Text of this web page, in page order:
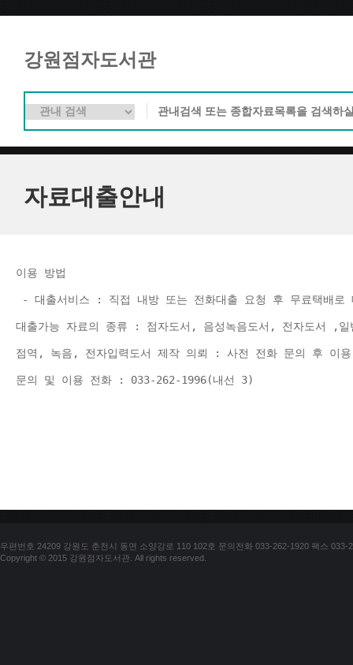
강원점자도서관
자료대출안내
이용 방법
- 대출서비스 : 직접 내방 또는 전화대출 요청 후 무료택배
대출가능 자료의 종류 : 점자도서, 음성녹음도서, 전자도서 ,
점역, 녹음, 전자입력도서 제작 의뢰 : 사전 전화 문의 후 이
문의 및 이용 전화 : 033-262-1996(내선 3)
우편번호 24209 강원도 춘천시 동면 소양강로 110 102호 문의전화 033-262-1920 팩스 033-
Copyright © 2015 강원점자도서관. All rights reserved.